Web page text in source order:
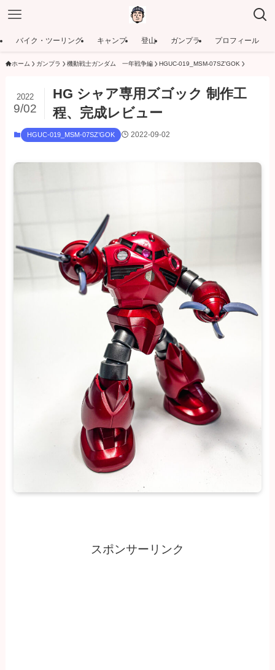
バイク・ツーリング キャンプ 登山 ガンプラ プロフィール
ホーム ガンプラ 機動戦士ガンダム 一年戦争編 HGUC‐019_MSM‐07SZ’GOK
HG シャア専用ズゴック 制作工
程、完成レビュー
2022
9/02
HGUC‐019_MSM‐07SZ’GOK 2022-09-02
スポンサーリンク